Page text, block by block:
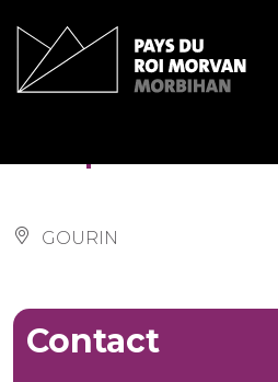
GOURIN
Contact